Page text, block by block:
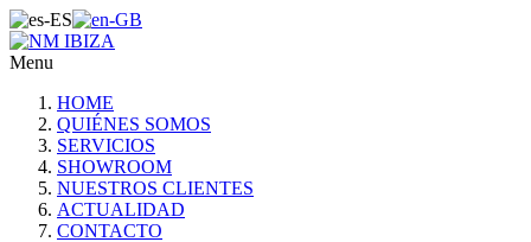
Menu
HOME
QUIÉNES SOMOS
SERVICIOS
SHOWROOM
NUESTROS CLIENTES
ACTUALIDAD
CONTACTO